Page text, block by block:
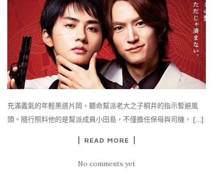
充滿義氣的年輕黑道片岡，聽命幫派老大之子桐井的指示暫避風
頭。隨行照料他的是幫派成員小田島，不僅擔任保母與司機， […]
READ MORE
No comments yet